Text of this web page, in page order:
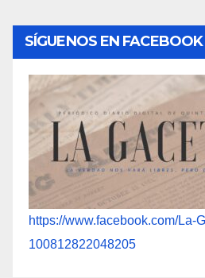
SÍGUENOS EN FACEBOOK
https://www.facebook.com/La-
100812822048205